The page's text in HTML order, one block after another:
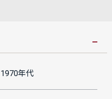
1970年代